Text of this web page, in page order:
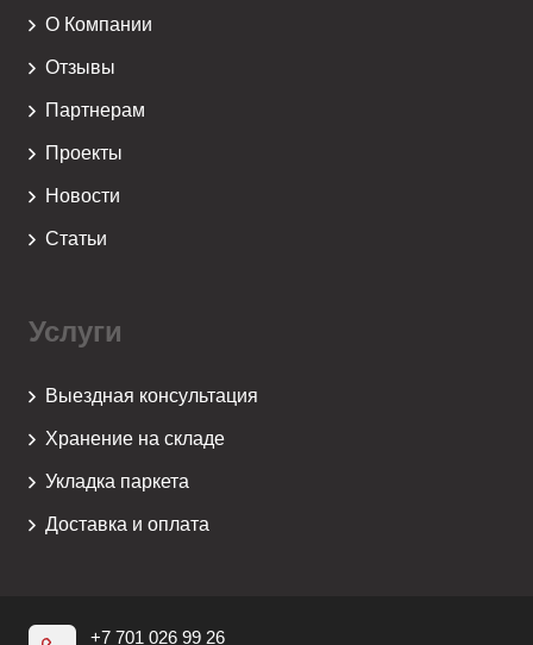
О Компании
Отзывы
Партнерам
Проекты
Новости
Статьи
Услуги
Выездная консультация
Хранение на складе
Укладка паркета
Доставка и оплата
+7 701 026 99 26